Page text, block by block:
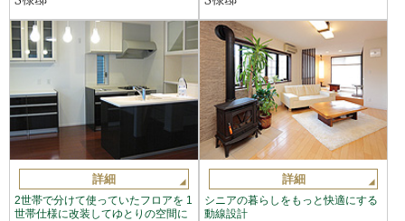
詳細
2世帯で分けて使っていたフロアを 1
世帯仕様に改装してゆとりの空間に
詳細
シニアの暮らしをもっと快適にする
動線設計